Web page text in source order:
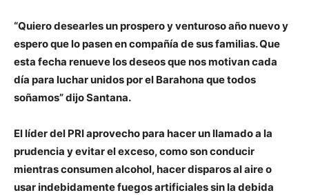
“Quiero desearles un prospero y venturoso año nuevo y
espero que lo pasen en compañía de sus familias. Que
esta fecha renueve los deseos que nos motivan cada
día para luchar unidos por el Barahona que todos
soñamos” dijo Santana.
El líder del PRI aprovecho para hacer un llamado a la
prudencia y evitar el exceso, como son conducir
mientras consumen alcohol, hacer disparos al aire o
usar indebidamente fuegos artificiales sin la debida